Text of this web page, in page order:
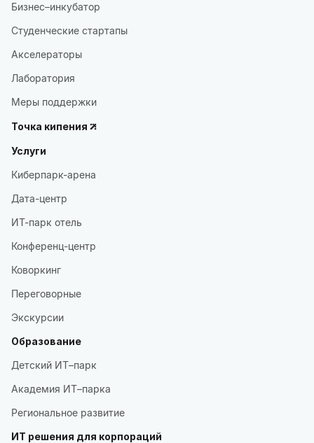
Бизнес–инкубатор
Студенческие стартапы
Акселераторы
Лаборатория
Меры поддержки
Точка кипения
Услуги
Киберпарк-арена
Дата-центр
ИТ-парк отель
Конференц-центр
Коворкинг
Переговорные
Экскурсии
Образование
Детский ИТ–парк
Академия ИТ–парка
Региональное развитие
ИТ решения для корпораций